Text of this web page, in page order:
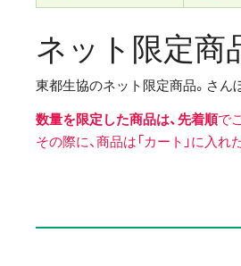
ネット限定商
東都生協のネット限定商品。さん
数量を限定した商品は、先着順で
その際に、商品は「カート」に入